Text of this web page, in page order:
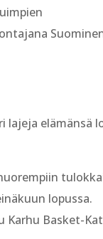
lajeja elämänsä
lopussa.
Karhu Basket-